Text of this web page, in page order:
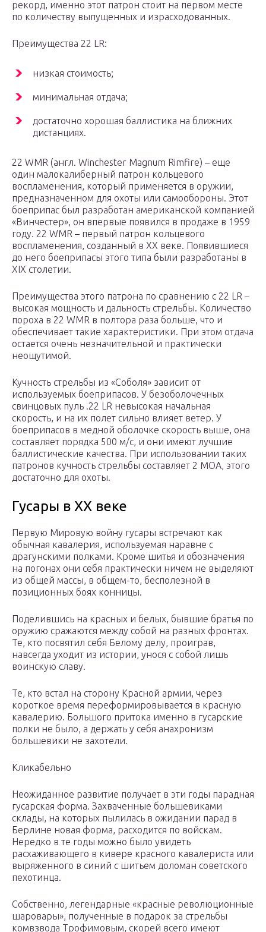
рекорд, именно этот патрон стоит на первом месте
по количеству выпущенных и израсходованных.
Преимущества 22 LR:
низкая стоимость;
минимальная отдача;
достаточно хорошая баллистика на ближних
дистанциях.
22 WMR (англ. Winchester Magnum Rimfire) – еще
один малокалиберный патрон кольцевого
воспламенения, который применяется в оружии,
предназначенном для охоты или самообороны. Этот
боеприпас был разработан американской компанией
«Винчестер», он впервые появился в продаже в 1959
году. 22 WMR – первый патрон кольцевого
воспламенения, созданный в XX веке. Появившиеся
до него боеприпасы этого типа были разработаны в
XIX столетии.
Преимущества этого патрона по сравнению с 22 LR –
высокая мощность и дальность стрельбы. Количество
пороха в 22 WMR в полтора раза больше, что и
обеспечивает такие характеристики. При этом отдача
остается очень незначительной и практически
неощутимой.
Кучность стрельбы из «Соболя» зависит от
используемых боеприпасов. У безоболочечных
свинцовых пуль .22 LR невысокая начальная
скорость, и на их полет сильно влияет ветер. У
боеприпасов в медной оболочке скорость выше, она
составляет порядка 500 м/с, и они имеют лучшие
баллистические качества. При использовании таких
патронов кучность стрельбы составляет 2 МОА, этого
достаточно для охоты.
Гусары в ХХ веке
Первую Мировую войну гусары встречают как
обычная кавалерия, используемая наравне с
драгунскими полками. Кроме шитья и обозначения
на погонах они себя практически ничем не выделяют
из общей массы, в общем-то, бесполезной в
позиционных боях конницы.
Поделившись на красных и белых, бывшие братья по
оружию сражаются между собой на разных фронтах.
Те, кто посвятил себя Белому делу, проиграв,
навсегда уходит из истории, унося с собой лишь
воинскую славу.
Те, кто встал на сторону Красной армии, через
короткое время переформировывается в красную
кавалерию. Большого притока именно в гусарские
полки не было, а держать у себя анахронизм
большевики не захотели.
Кликабельно
Неожиданное развитие получает в эти годы парадная
гусарская форма. Захваченные большевиками
склады, на которых пылилась в ожидании парад в
Берлине новая форма, расходится по войскам.
Нередко в те годы можно было увидеть
расхаживающего в кивере красного кавалериста или
выряженного в синий с шитьем доломан советского
пехотинца.
Собственно, легендарные «красные революционные
шаровары», полученные в подарок за стрельбы
комвзвода Трофимовым, скорей всего имеют